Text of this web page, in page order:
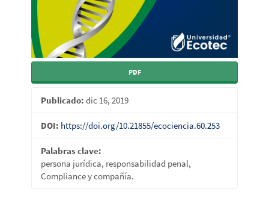
PDF
Publicado: dic 16, 2019
DOI: https://doi.org/10.21855/ecociencia.60.253
Palabras clave:
persona jurídica, responsabilidad penal,
Compliance y compañía.